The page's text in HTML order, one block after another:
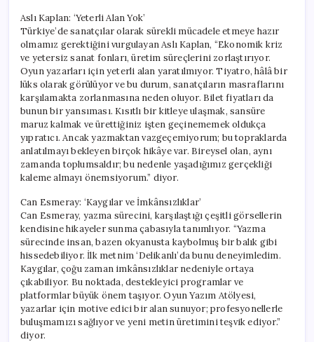
Aslı Kaplan: ‘Yeterli Alan Yok’
Türkiye’de sanatçılar olarak sürekli mücadele etmeye hazır
olmamız gerektiğini vurgulayan Aslı Kaplan, “Ekonomik kriz
ve yetersiz sanat fonları, üretim süreçlerini zorlaştırıyor.
Oyun yazarları için yeterli alan yaratılmıyor. Tiyatro, hâlâ bir
lüks olarak görülüyor ve bu durum, sanatçıların masraflarını
karşılamakta zorlanmasına neden oluyor. Bilet fiyatları da
bunun bir yansıması. Kısıtlı bir kitleye ulaşmak, sansüre
maruz kalmak ve ürettiğiniz işten geçinememek oldukça
yıpratıcı. Ancak yazmaktan vazgeçemiyorum; bu topraklarda
anlatılmayı bekleyen birçok hikâye var. Bireysel olan, aynı
zamanda toplumsaldır; bu nedenle yaşadığımız gerçekliği
kaleme almayı önemsiyorum.” diyor.
Can Esmeray: ‘Kaygılar ve İmkânsızlıklar’
Can Esmeray, yazma sürecini, karşılaştığı çeşitli görsellerin
kendisine hikayeler sunma çabasıyla tanımlıyor. “Yazma
sürecinde insan, bazen okyanusta kaybolmuş bir balık gibi
hissedebiliyor. İlk metnim ‘Delikanlı’da bunu deneyimledim.
Kaygılar, çoğu zaman imkânsızlıklar nedeniyle ortaya
çıkabiliyor. Bu noktada, destekleyici programlar ve
platformlar büyük önem taşıyor. Oyun Yazım Atölyesi,
yazarlar için motive edici bir alan sunuyor; profesyonellerle
buluşmamızı sağlıyor ve yeni metin üretimini teşvik ediyor.”
diyor.